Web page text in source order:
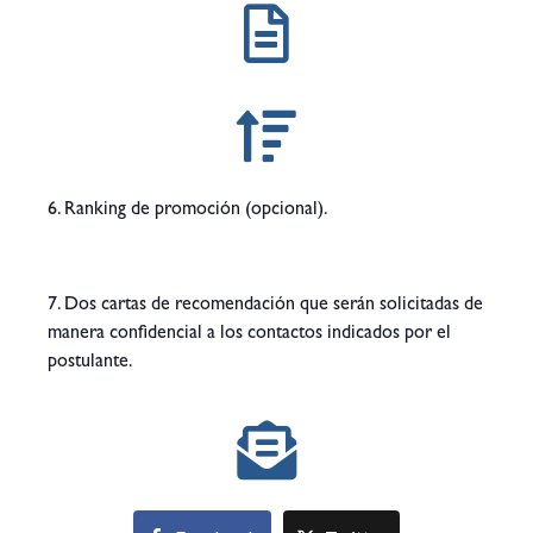
6. Ranking de promoción (opcional).
7. Dos cartas de recomendación que serán solicitadas de
manera confidencial a los contactos indicados por el
postulante.